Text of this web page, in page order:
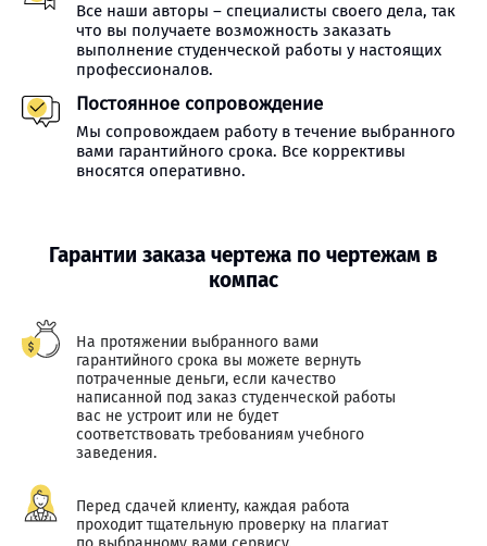
Все наши авторы – специалисты своего дела, так
что вы получаете возможность заказать
выполнение студенческой работы у настоящих
профессионалов.
Постоянное сопровождение
Мы сопровождаем работу в течение выбранного
вами гарантийного срока. Все коррективы
вносятся оперативно.
Гарантии заказа чертежа по чертежам в
компас
На протяжении выбранного вами
гарантийного срока вы можете вернуть
потраченные деньги, если качество
написанной под заказ студенческой работы
вас не устроит или не будет
соответствовать требованиям учебного
заведения.
Перед сдачей клиенту, каждая работа
проходит тщательную проверку на плагиат